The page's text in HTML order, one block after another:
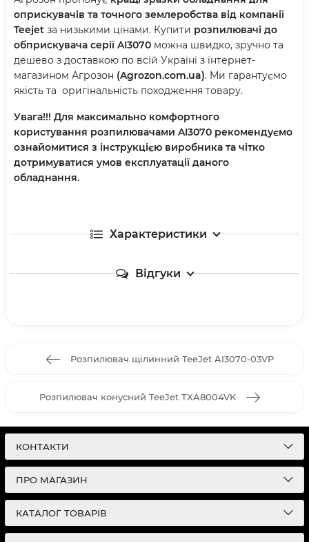
оприскувачів та точного землеробства від компанії
Teejet за низькими цінами. Купити розпилювачі до
обприскувача серії AI3070 можна швидко, зручно та
дешево з доставкою по всій Україні з інтернет-
магазином Агрозон (Agrozon.com.ua). Ми гарантуємо
якість та оригінальність походження товару.
Увага!!! Для максимально комфортного
користування розпилювачами AI3070 рекомендуємо
ознайомитися з інструкцією виробника та чітко
дотримуватися умов експлуатації даного
обладнання.
Характеристики
Відгуки
Розпилювач щілинний TeeJet AI3070-03VP
Розпилювач конусний TeeJet TXA8004VK
КОНТАКТИ
ПРО МАГАЗИН
КАТАЛОГ ТОВАРІВ